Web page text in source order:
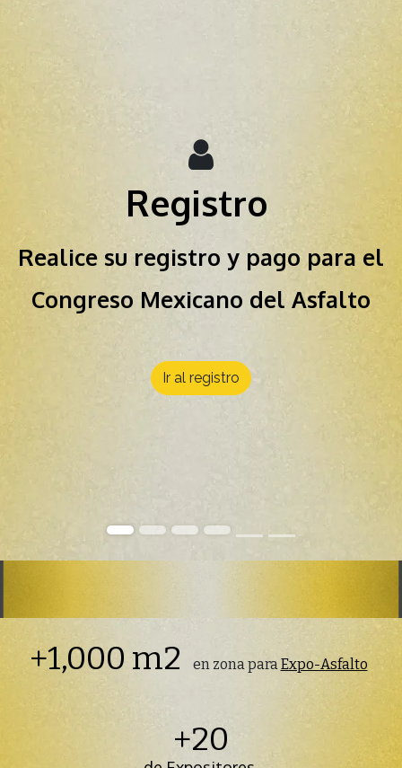
Registro
Realice su registro y pago para el
Congreso Mexicano del Asfalto
Ir al registro
+1,000 m2 en zona paraExpo-Asfalto
+20